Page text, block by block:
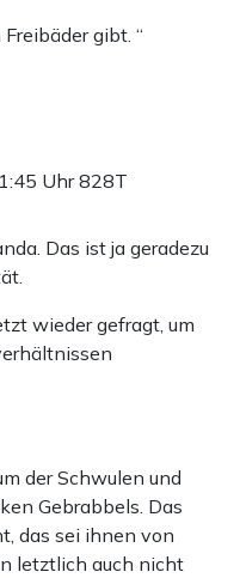
gibt. “
Uhr828T
Das ist ja geradezu
wieder gefragt, um
der Schwulen und
Gebrabbels. Das
das sei ihnen von
letztlich auch nicht